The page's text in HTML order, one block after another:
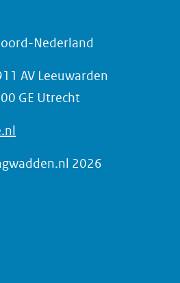
Nederland
AV Leeuwarden
GE Utrecht
2026